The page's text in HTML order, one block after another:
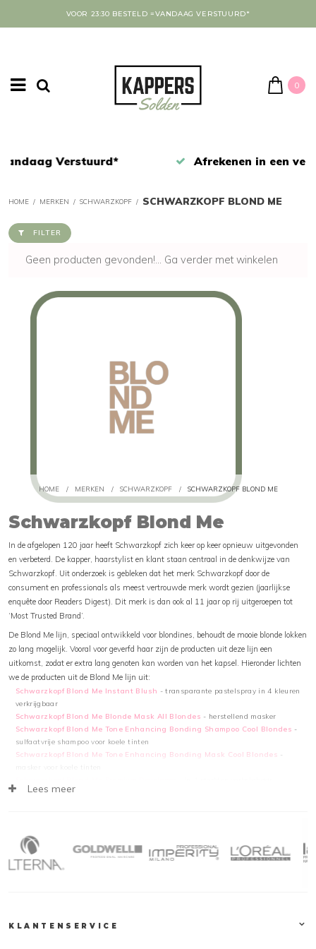
VOOR 23:30 BESTELD =VANDAAG VERSTUURD*
0
Afrekenen in een veilige omgeving
HOME / MERKEN / SCHWARZKOPF / SCHWARZKOPF BLOND ME
FILTER
Geen producten gevonden!... Ga verder met winkelen
HOME / MERKEN / SCHWARZKOPF / SCHWARZKOPF BLOND ME
Schwarzkopf Blond Me
In de afgelopen 120 jaar heeft Schwarzkopf zich keer op keer opnieuw uitgevonden
en verbeterd. De kapper, haarstylist en klant staan centraal in de denkwijze van
Schwarzkopf. Uit onderzoek is gebleken dat het merk Schwarzkopf door de
consument en professionals als meest vertrouwde merk wordt gezien (jaarlijkse
enquête door Readers Digest). Dit merk is dan ook al 11 jaar op rij uitgeroepen tot
‘Most Trusted Brand’.
De Blond Me lijn, speciaal ontwikkeld voor blondines, behoudt de mooie blonde lokken
zo lang mogelijk. Vooral voor geverfd haar zijn de producten uit deze lijn een
uitkomst, zodat er extra lang genoten kan worden van het kapsel. Hieronder lichten
we de producten uit de Blond Me lijn uit:
Schwarzkopf Blond Me Instant Blush - transparante pastelspray in 4 kleuren
verkrijgbaar
Schwarzkopf Blond Me Blonde Mask All Blondes - herstellend masker
Schwarzkopf Blond Me Tone Enhancing Bonding Shampoo Cool Blondes -
sulfaatvrije shampoo voor koele tinten
Schwarzkopf Blond Me Tone Enhancing Bonding Mask Cool Blondes -
Schwarzkopf Blond Me Keratin Restore Intense Care Bonding Potion
Schwarzkopf Blond Me Tone Enhancing Bonding Mask Warm Blondes
masker voor warme tinten
Schwarzkopf Blond Me Bond Enforcing Premium Lightener 9+
Lees meer
KLANTENSERVICE